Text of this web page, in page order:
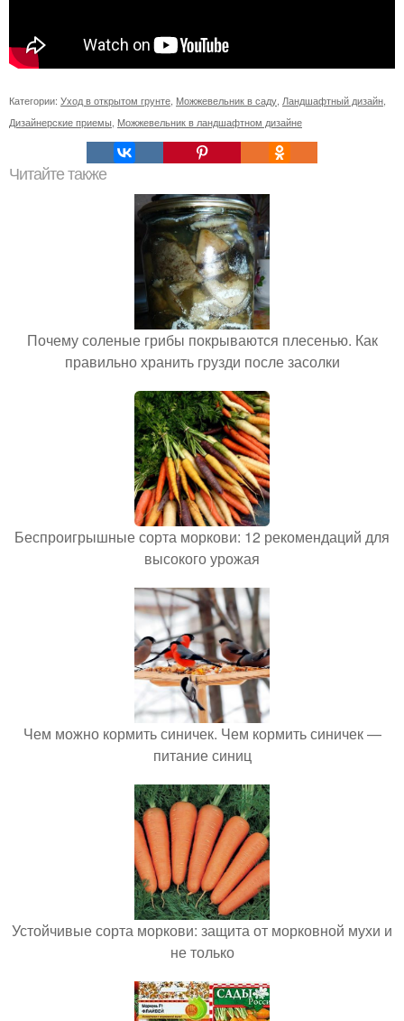
Категории: Уход в открытом грунте Можжевельник в саду Ландшафтный дизайн
Дизайнерские приемы Можжевельник в ландшафтном дизайне
Читайте также
Почему соленые грибы покрываются плесенью. Как
правильно хранить грузди после засолки
Беспроигрышные сорта моркови: 12 рекомендаций для
высокого урожая
Чем можно кормить синичек. Чем кормить синичек —
питание синиц
Устойчивые сорта моркови: защита от морковной мухи и
не только